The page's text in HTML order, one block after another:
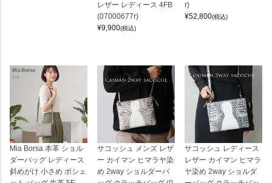
レザー レディース 4FB
(07000677r)
¥9,900(税込)
r)
¥52,800(税込)
Mia Borsa 本革 ショル
ダーバッグ レディース
斜めがけ 小さめ ポシェ
サコッシュ メンズ レザ
ー カイマン ヒマラヤ染
め 2way ショルダーバ
サコッシュ レディース
レザー カイマン ヒマラ
ヤ染め 2way ショルダ